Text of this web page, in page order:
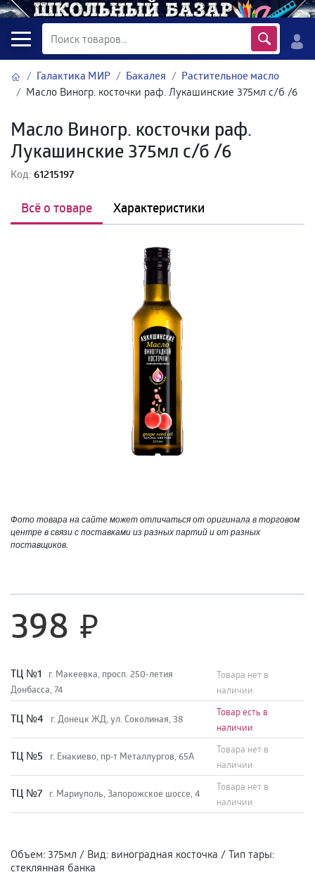
Галактика МИР Бакалея Растительное масло
Масло Виногр. косточки раф. Лукашинские 375мл с/б /6
Масло Виногр. косточки раф.
Лукашинские 375мл с/б /6
Код: 61215197
Всё о товаре Характеристики
Фото товара на сайте может отличаться от оригинала в торговом
центре в связи с поставками из разных партий и от разных
поставщиков.
398
TЦ №1
г. Макеевка, просп. 250-летия
Донбасса, 74
Товара нет в
наличии
TЦ №4 г. Донецк ЖД, ул. Соколиная, 38
Товар есть в
наличии
TЦ №5 г. Енакиево, пр-т Металлургов, 65А
Товара нет в
наличии
ТЦ №7 г. Мариуполь, Запорожское шоссе, 4
Товара нет в
наличии
Объем: 375мл / Вид: виноградная косточка / Тип тары:
стеклянная банка